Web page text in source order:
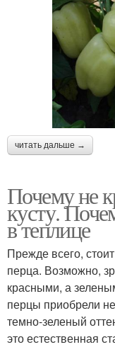
читать дальше →
Почему не
кусту.
в теплице
Прежде всего,
перца. Возможно,
красными, а
перцы приобрели
темно-зеленый
это естественная